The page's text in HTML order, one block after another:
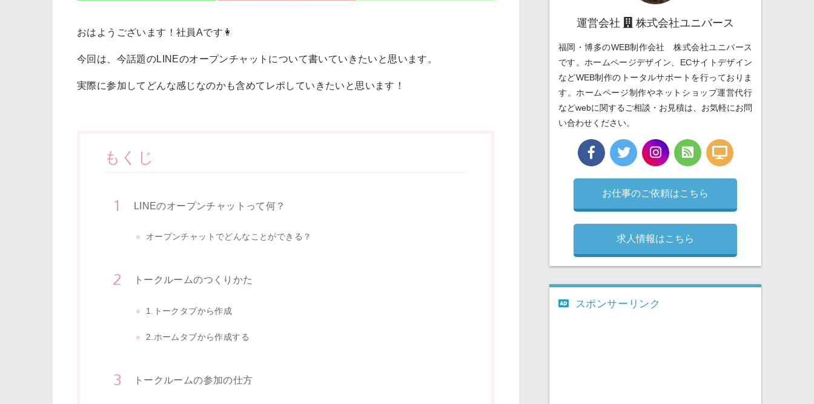
おはようございます！社員Aです👩
今回は、今話題のLINEのオープンチャットについて書いていきたいと思います。
実際に参加してどんな感じなのかも含めてレポしていきたいと思います！
もくじ
LINEのオープンチャットって何？
オープンチャットでどんなことができる？
トークルームのつくりかた
1.トークタブから作成
2.ホームタブから作成する
トークルームの参加の仕方
運営会社 株式会社ユニバース
福岡・博多のWEB制作会社 株式会社ユニバース
です。ホームページデザイン、ECサイトデザイン
などWEB制作のトータルサポートを行っておりま
す。ホームページ制作やネットショップ運営代行
などwebに関するご相談・お見積は、お気軽にお問
い合わせください。
お仕事のご依頼はこちら
求人情報はこちら
スポンサーリンク